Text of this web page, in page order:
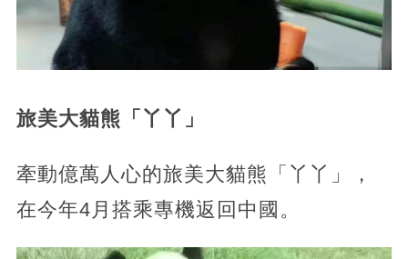
旅美大貓熊「丫丫」
牽動億萬人心的旅美大貓熊「丫丫」，
在今年4月搭乘專機返回中國。